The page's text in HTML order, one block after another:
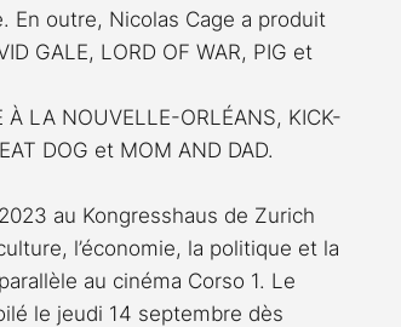
En outre, Nicolas Cage a produit
GALE, LORD OF WAR, PIG et
LA NOUVELLE-ORLÉANS, KICK-
DOG et MOM AND DAD.
au Kongresshaus de Zurich
l’économie, la politique et la
au cinéma Corso 1. Le
le jeudi 14 septembre dès